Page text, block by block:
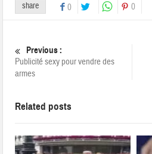
share 0 0
Previous :
Publicité sexy pour vendre des
armes
Related posts